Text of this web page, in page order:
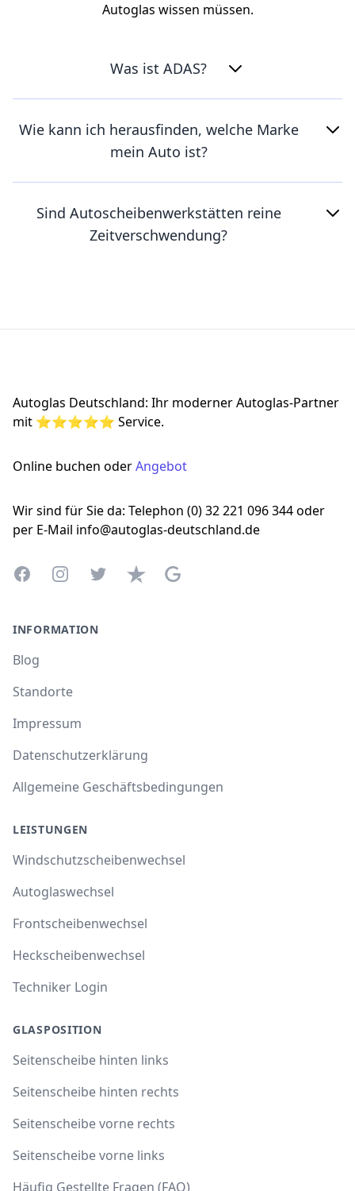
Autoglas wissen müssen.
Was ist ADAS?
Wie kann ich herausfinden, welche Marke
mein Auto ist?
Sind Autoscheibenwerkstätten reine
Zeitverschwendung?
Autoglas Deutschland: Ihr moderner Autoglas-Partner
mit ⭐⭐⭐⭐⭐ Service.
Online buchen oderAngebot
Wir sind für Sie da: Telephon (0) 32 221 096 344 oder
per E-Mail info@autoglas-deutschland.de
FacebookInstagramTwitterTrustpilotGoogle Business Profile
INFORMATION
Blog
Standorte
Impressum
Datenschutzerklärung
Allgemeine Geschäftsbedingungen
LEISTUNGEN
Windschutzscheibenwechsel
Autoglaswechsel
Frontscheibenwechsel
Heckscheibenwechsel
Techniker Login
GLASPOSITION
Seitenscheibe hinten links
Seitenscheibe hinten rechts
Seitenscheibe vorne rechts
Seitenscheibe vorne links
Häufig Gestellte Fragen (FAQ)